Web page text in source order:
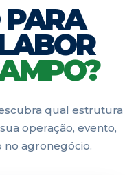
PARA
qual estrutura
operação, evento,
no agronegócio.